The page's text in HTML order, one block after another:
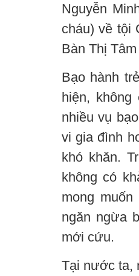
Nguyễn
cháu) về tội
Bàn Thị
Bạo hành
hiện,
nhiều vụ
vi gia đình
khó khăn.
không có
mong
ngăn ngừa
mới cứu.
Tại nước ta,